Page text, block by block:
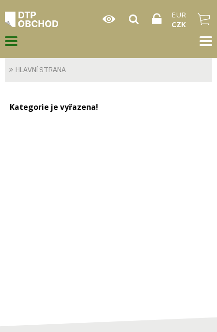
EUR
CZK
HLAVNÍ STRANA
Kategorie je vyřazena!